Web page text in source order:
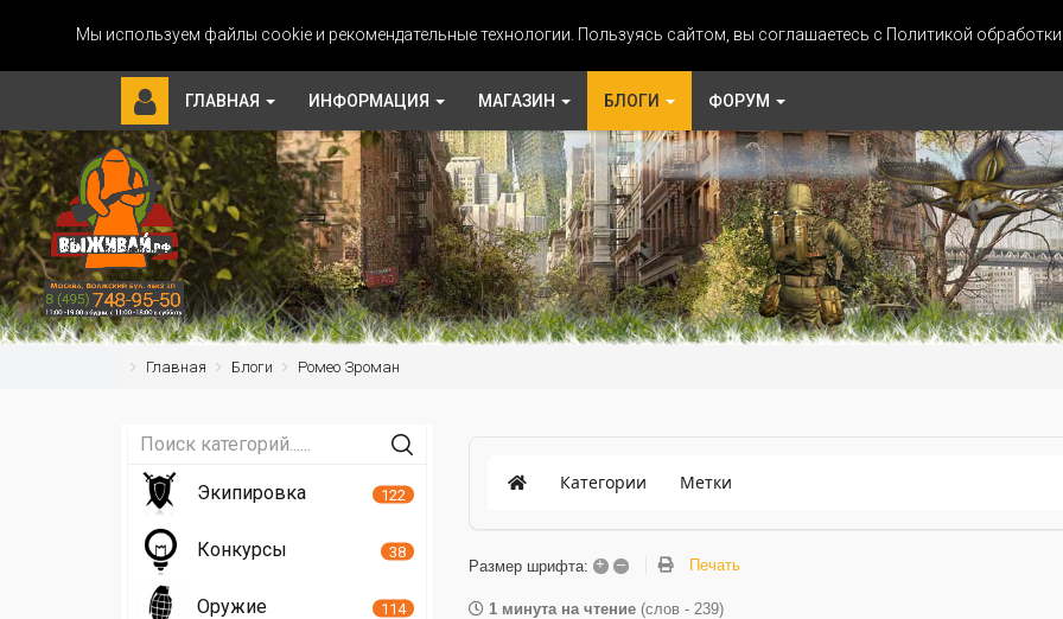
Мы используем файлы cookie и рекомендательные технологии. Пользуясь сайтом, вы соглашаетесь с Политикой
ГЛАВНАЯ ИНФОРМАЦИЯ МАГАЗИН БЛОГИ ФОРУМ
Главная Блоги Ромео Зроман
Категории Метки
Размер шрифта: + – Печать
1 минута на чтение (слов - 239)
Экипировка 122
Конкурсы 38
Оружие 114